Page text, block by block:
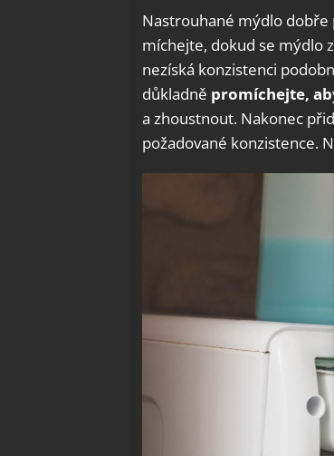
Nastrouhané mýdlo
míchejte, dokud se mýdlo
nezíská konzistenci
důkladně promíchejte,
a zhoustnout. Nakonec
požadované konzistence.